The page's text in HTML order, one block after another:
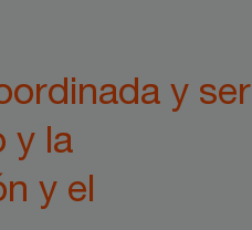
y ser
y la
y el